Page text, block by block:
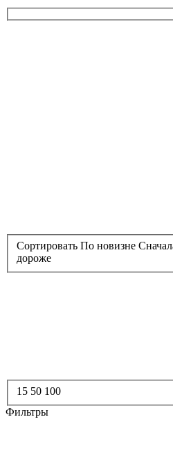
Сортировать По новизне
дороже
15 50 100
Фильтры